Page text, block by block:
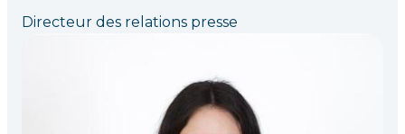
Directeur des relations presse